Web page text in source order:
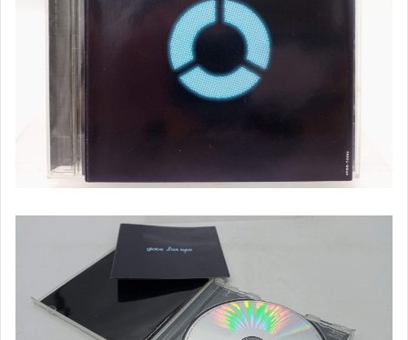
✈中文小說
✈翻譯小說
✈歷史小說
✈推理小說
✈恐怖小說
✈言情小說(含抒情)
✈輕小說